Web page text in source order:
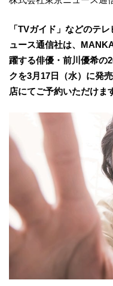
「TVガイド」などのテ
ュース通信社は、
躍する俳優・前川優希の
クを3月17日（水）に発
店にてご予約いただけま